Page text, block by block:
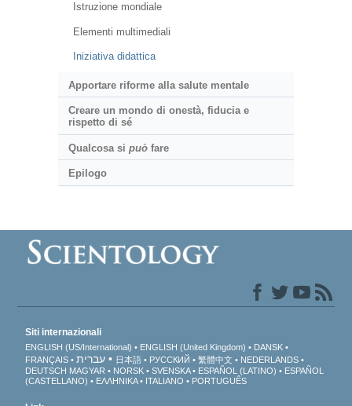
Istruzione mondiale
Elementi multimediali
Iniziativa didattica
Apportare riforme alla salute mentale
Creare un mondo di onestà, fiducia e
rispetto di sé
Qualcosa si puòfare
Epilogo
Siti internazionali
ENGLISH (US/International) ENGLISH (United Kingdom)
DANSK
FRANÇAIS
עברית 日本語 РУССКИЙ 繁體中文
NEDERLANDS
DEUTSCH MAGYAR NORSK SVENSKA ESPAÑOL (LATINO)
ESPAÑOL
(CASTELLANO)
ΕΛΛΗΝΙΚA ITALIANO PORTUGUÊS